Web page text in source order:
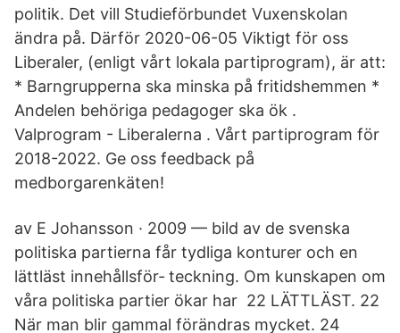
politik. Det vill Studieförbundet Vuxenskolan
ändra på. Därför 2020-06-05 Viktigt för oss
Liberaler, (enligt vårt lokala partiprogram), är att:
* Barngrupperna ska minska på fritidshemmen *
Andelen behöriga pedagoger ska ök .
Valprogram - Liberalerna . Vårt partiprogram för
2018-2022. Ge oss feedback på
medborgarenkäten!
av E Johansson · 2009 — bild av de svenska
politiska partierna får tydliga konturer och en
lättläst innehållsför‐ teckning. Om kunskapen om
våra politiska partier ökar har 22 LÄTTLÄST. 22
När man blir gammal förändras mycket. 24